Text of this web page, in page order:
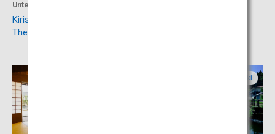
Unterkunft
Kirishima-
Thermalquellendorfs
Miyazaki